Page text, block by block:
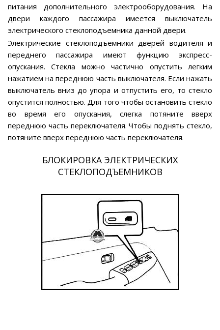
питания дополнительного электрооборудования. На
двери каждого пассажира имеется выключатель
электрического стеклоподъемника данной двери.
Электрические стеклоподъемники дверей водителя и
переднего пассажира имеют функцию экспресс-
опускания. Стекла можно частично опустить легким
нажатием на переднюю часть выключателя. Если нажать
выключатель вниз до упора и отпустить его, то стекло
опустится полностью. Для того чтобы остановить стекло
во время его опускания, слегка потяните вверх
переднюю часть переключателя. Чтобы поднять стекло,
потяните вверх переднюю часть переключателя.
БЛОКИРОВКА ЭЛЕКТРИЧЕСКИХ
СТЕКЛОПОДЪЕМНИКОВ